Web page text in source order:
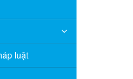
luật
thống phân
và hoạt động
tỉnh năm 2025